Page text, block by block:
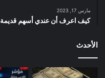
مارس 17, 2023
كيف اعرف أن عندي أسهم قديمة
الأحدث